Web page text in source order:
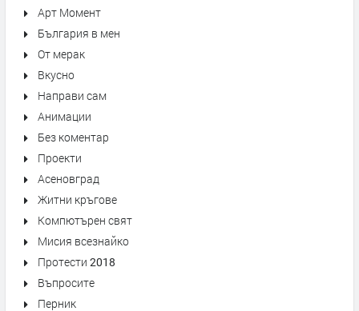
Арт Момент
България в мен
От мерак
Вкусно
Направи сам
Анимации
Без коментар
Проекти
Асеновград
Житни кръгове
Компютърен свят
Мисия всезнайко
Протести 2018
Въпросите
Перник